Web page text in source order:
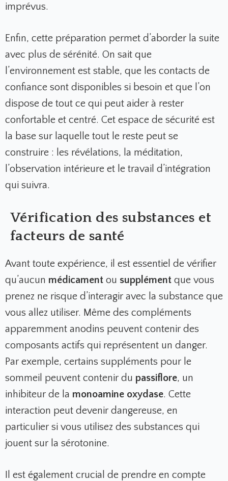
imprévus.
Enfin, cette préparation permet d’aborder la suite
avec plus de sérénité. On sait que
l’environnement est stable, que les contacts de
confiance sont disponibles si besoin et que l’on
dispose de tout ce qui peut aider à rester
confortable et centré. Cet espace de sécurité est
la base sur laquelle tout le reste peut se
construire : les révélations, la méditation,
l’observation intérieure et le travail d’intégration
qui suivra.
Vérification des substances et
facteurs de santé
Avant toute expérience, il est essentiel de vérifier
qu’aucun médicament ou supplément que vous
prenez ne risque d’interagir avec la substance que
vous allez utiliser. Même des compléments
apparemment anodins peuvent contenir des
composants actifs qui représentent un danger.
Par exemple, certains suppléments pour le
sommeil peuvent contenir du passiflore, un
inhibiteur de la monoamine oxydase. Cette
interaction peut devenir dangereuse, en
particulier si vous utilisez des substances qui
jouent sur la sérotonine.
Il est également crucial de prendre en compte